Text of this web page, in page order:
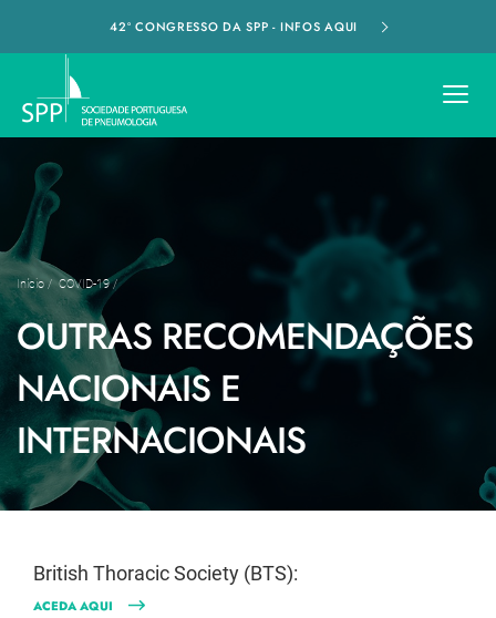
42º CONGRESSO DA SPP - INFOS AQUI
Início/ COVID-19/
OUTRAS RECOMENDAÇÕES
NACIONAIS E
INTERNACIONAIS
British Thoracic Society (BTS):
ACEDA AQUI